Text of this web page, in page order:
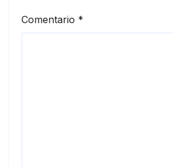
Comentario *